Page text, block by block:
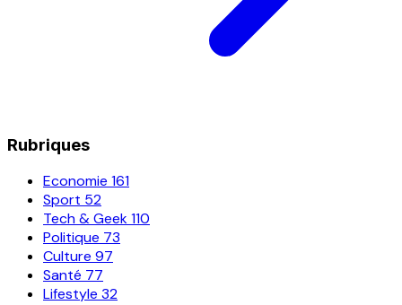
Rubriques
Economie 161
Sport 52
Tech & Geek110
Politique 73
Culture 97
Santé 77
Lifestyle 32